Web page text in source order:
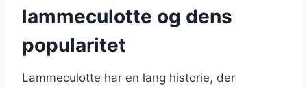
lammeculotte og dens
popularitet
Lammeculotte har en lang historie, der